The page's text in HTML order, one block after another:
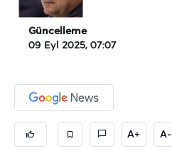
Güncelleme
09 Eyl 2025, 07:07
A+ A-